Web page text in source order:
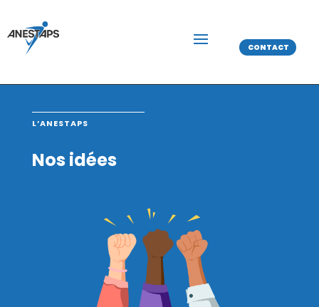
CONTACT
L’ANESTAPS
Nos idées